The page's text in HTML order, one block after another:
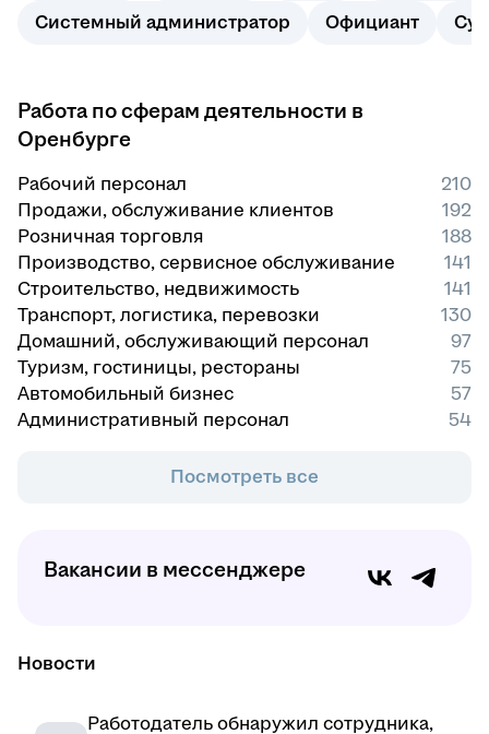
Системный администратор Официант
Работа по сферам деятельности в
Оренбурге
Рабочий персонал
210
Продажи, обслуживание клиентов
192
Розничная торговля
188
Производство, сервисное обслуживание
141
Строительство, недвижимость
141
Транспорт, логистика, перевозки
130
Домашний, обслуживающий персонал
97
Туризм, гостиницы, рестораны
75
Автомобильный бизнес
57
Административный персонал
54
Посмотреть все
Вакансии в мессенджере
Новости
Работодатель обнаружил сотрудника,